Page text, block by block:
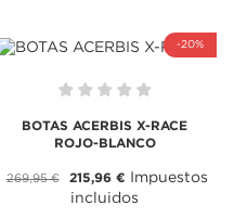
-20%
BOTAS ACERBIS X-RACE
ROJO-BLANCO
269,95 € 215,96 € Impuestos
incluidos